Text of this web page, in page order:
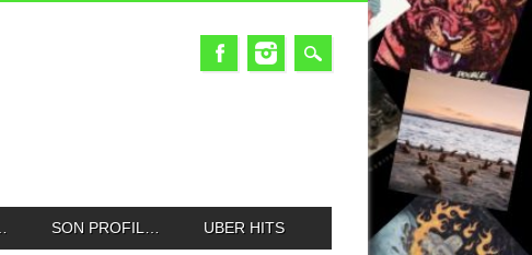
SON PROFIL… UBER HITS